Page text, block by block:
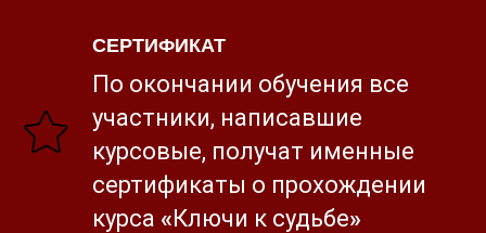
СЕРТИФИКАТ
По окончании обучения все
участники, написавшие
курсовые, получат именные
сертификаты о прохождении
курса «Ключи к судьбе»